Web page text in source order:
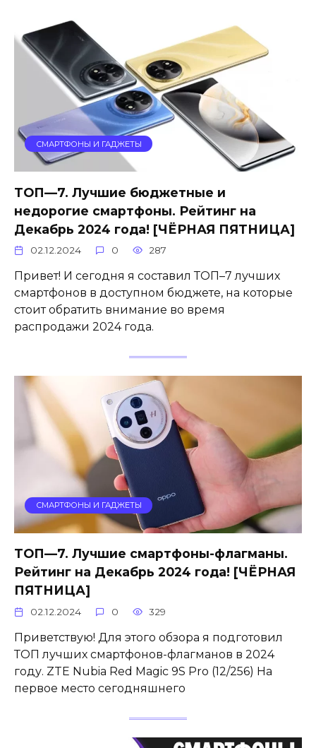
СМАРТФОНЫ И ГАДЖЕТЫ
ТОП—7. Лучшие бюджетные и
недорогие смартфоны. Рейтинг на
Декабрь 2024 года! [ЧЁРНАЯ ПЯТНИЦА]
02.12.2024 0 287
Привет! И сегодня я составил ТОП–7 лучших
смартфонов в доступном бюджете, на которые
стоит обратить внимание во время
распродажи 2024 года.
СМАРТФОНЫ И ГАДЖЕТЫ
ТОП—7. Лучшие смартфоны-флагманы.
Рейтинг на Декабрь 2024 года! [ЧЁРНАЯ
ПЯТНИЦА]
02.12.2024 0 329
Приветствую! Для этого обзора я подготовил
ТОП лучших смартфонов-флагманов в 2024
году. ZTE Nubia Red Magic 9S Pro (12/256) На
первое место сегодняшнего